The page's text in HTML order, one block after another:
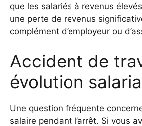
que les salariés à revenus
une perte de revenus
complément d’employeur ou
Accident de
évolution
Une question fréquente
salaire pendant l’arrêt. Si vous